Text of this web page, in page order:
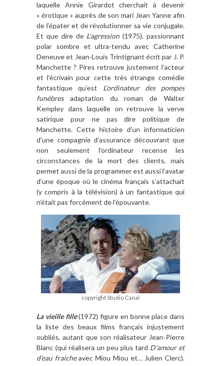
laquelle Annie Girardot cherchait à devenir
« érotique » auprès de son mari Jean Yanne afin
de l’épater et de révolutionner sa vie conjugale.
Et que dire de L’agression(1975), passionnant
polar sombre et ultra-tendu avec Catherine
Deneuve et Jean-Louis Trintignant écrit par J. P.
Manchette ? Pires retrouve justement l’acteur
et l’écrivain pour cette très étrange comédie
fantastique qu’est L’ordinateur des pompes
funèbres adaptation du roman de Walter
Kempley dans laquelle on retrouve la verve
satirique pour ne pas dire politique de
Manchette. Cette histoire d’un informaticien
d’une compagnie d’assurance découvrant que
non seulement l’ordinateur recense les
circonstances de la mort des clients, mais
permet aussi de la programmer est aussi l’avatar
d’une époque où le cinéma français s’attachait
(y compris à la télévision) à un fantastique qui
n’était pas forcément de l’épouvante.
copyright Studio Canal
La vieille fille(1972) figure en bonne place dans
la liste des beaux films français injustement
oubliés, autant que son réalisateur Jean-Pierre
Blanc (qui réalisera un peu plus tard D’amour et
d’eau fraicheavec Miou Miou et… Julien Clerc).